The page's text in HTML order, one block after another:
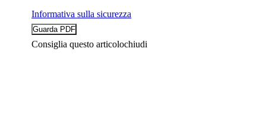
Informativa sulla sicurezza
Consiglia questo articolochiudi